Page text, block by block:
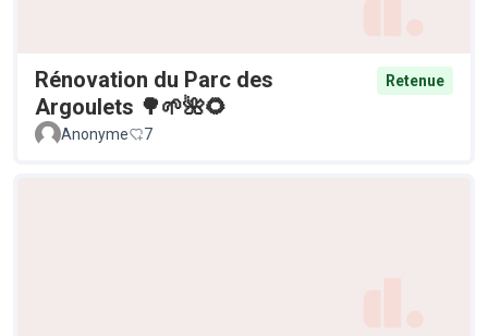
Rénovation du Parc des
Argoulets 🌳🌱🌺🌻
Retenue
Anonyme 7